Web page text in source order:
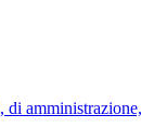
amministrazione,